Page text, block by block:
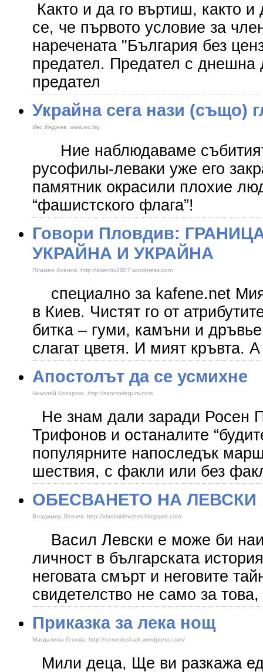
Както и да го въртиш, както
се, че първото условие за
наречената "България без
предател. Предател с днешна
предател
Украйна сега нази (също)
Иво Инджев, www.ivo.bg
Ние наблюдаваме
русофилы-леваки уже его
памятник окрасили плохие
“фашистского флага”!
Говори Пловдив:
УКРАЙНА И УКРАЙНА
Пламен Асенов, http://asenov2007.wordpress.com
специално за kafene.net
в Киев. Чистят го от
битка – гуми, камъни и
слагат цветя. И мият кръвта. А
Апостолът да се усмихне
Николай Козарски, http://sanctorlegum.com
Не знам дали заради Росен
Трифонов и останалите
популярните напоследък
шествия, с факли или без
ОБЕСВАНЕТО НА ЛЕВСКИ
Владимир Левчев, http://vladimirlevchev.blogspot.com
Васил Левски е може би
личност в българската
неговата смърт и неговите
свидетелство не само за
Приказка за лека нощ
Магдалина Генова, http://nervousshark.wordpress.com/
Мили деца, Ще ви разкажа